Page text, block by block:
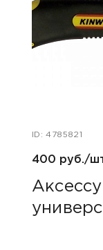
ID: 4785821
400 руб./